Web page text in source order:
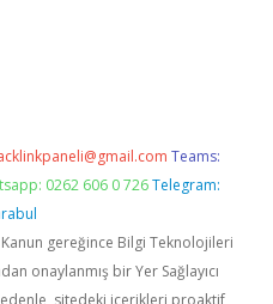
Teams:
0262 606 0 726 Telegram:
Kanun gereğince Bilgi Teknolojileri
onaylanmış bir Yer Sağlayıcı
sitedeki içerikleri proaktif